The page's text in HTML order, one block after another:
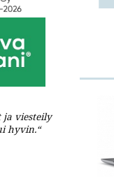
ja viesteily
hyvin.“